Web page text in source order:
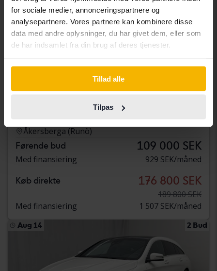
for sociale medier, annonceringspartnere og
analysepartnere. Vores partnere kan kombinere disse
data med andre oplysninger, du har givet dem, eller som
de har indsamlet fra din brug af deres tjenester.
Tillad alle
Tilpas
Mercedes CLA
CLA 200 Shooting Brake X117
Åkersberga (Runö)
Førende bud 109 000 SEK
Med finansiering 929 SEK/måned
Køb direkte 176 800 SEK
189 800 SEK
Med finansiering
1 507 SEK/måned
Aug 14 2 Bud